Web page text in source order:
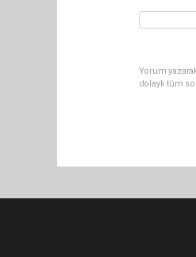
Yorum
dolaylı tüm